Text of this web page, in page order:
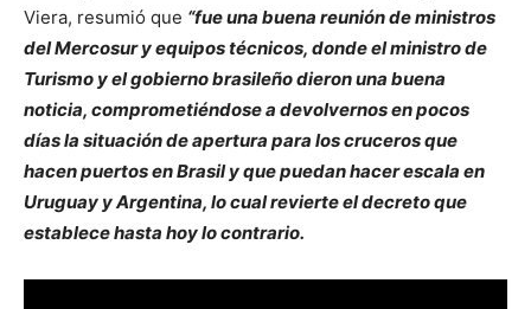
Viera, resumió que “fue una buena reunión de ministros
del Mercosur y equipos técnicos, donde el ministro de
Turismo y el gobierno brasileño dieron una buena
noticia, comprometiéndose a devolvernos en pocos
días la situación de apertura para los cruceros que
hacen puertos en Brasil y que puedan hacer escala en
Uruguay y Argentina, lo cual revierte el decreto que
establece hasta hoy lo contrario.